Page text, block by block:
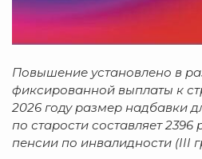
Повышение установлено в
фиксированной выплаты к
2026 году размер надбавки
по старости составляет 2396
пенсии по инвалидности (III